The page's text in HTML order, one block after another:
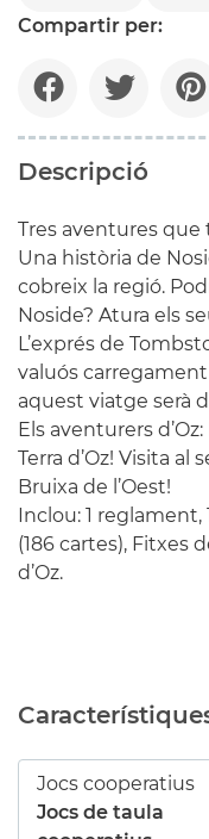
Compartir per:
Descripció
Tres aventures que
Una història de
cobreix la regió.
Noside? Atura els
L’exprés de
valuós
aquest viatge serà
Els aventurers
Terra d’Oz! Visita al
Bruixa de l’Oest!
Inclou: 1 reglament,
(186 cartes), Fitxes
d’Oz.
Jocs cooperatius
Jocs de taula